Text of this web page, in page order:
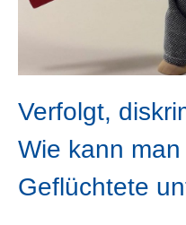
Verfolgt,
Wie kann
Geflüchtete